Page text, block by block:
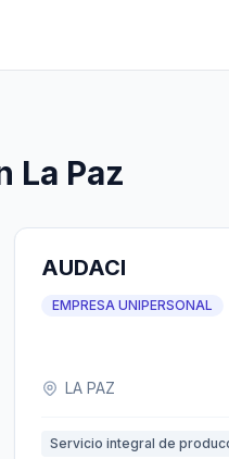
La Paz
AUDACI
EMPRESA UNIPERSONAL
LA PAZ
Servicio integral de